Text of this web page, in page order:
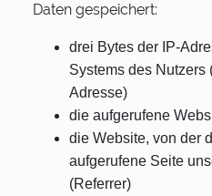
Daten gespeichert:
drei Bytes der IP-
Systems des Nutzers
Adresse)
die aufgerufene
die Website, von der
aufgerufene Seite
(Referrer)